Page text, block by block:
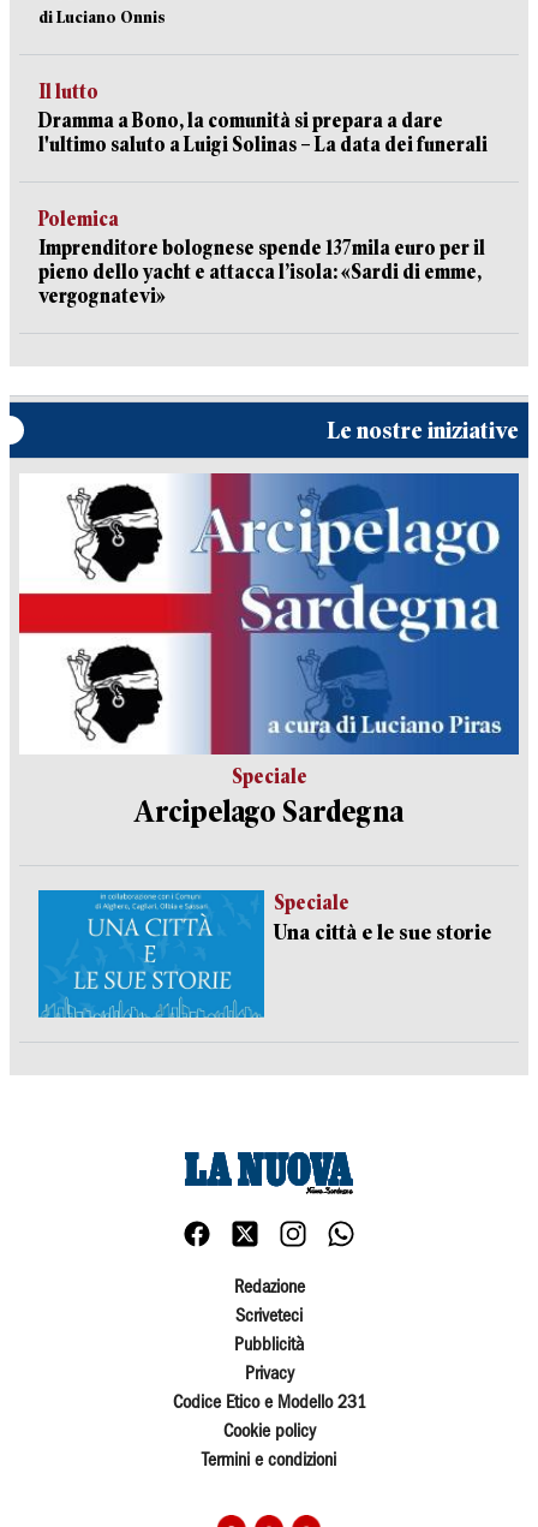
di Luciano Onnis
Il lutto
Dramma a Bono, la comunità si prepara a dare
l'ultimo saluto a Luigi Solinas – La data dei funerali
Polemica
Imprenditore bolognese spende 137mila euro per il
pieno dello yacht e attacca l’isola: «Sardi di emme,
vergognatevi»
Le nostre iniziative
Speciale
Arcipelago Sardegna
Speciale
Una città e le sue storie
Redazione
Scriveteci
Pubblicità
Privacy
Codice Etico e Modello 231
Cookie policy
Termini e condizioni